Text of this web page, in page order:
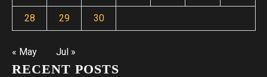
28 29 30
« May Jul »
RECENT POSTS